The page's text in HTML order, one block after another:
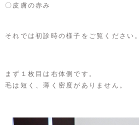
〇皮膚の赤み
それでは初診時の様子をご覧ください。
まず１枚目は右体側です。
毛は短く、薄く密度がありません。